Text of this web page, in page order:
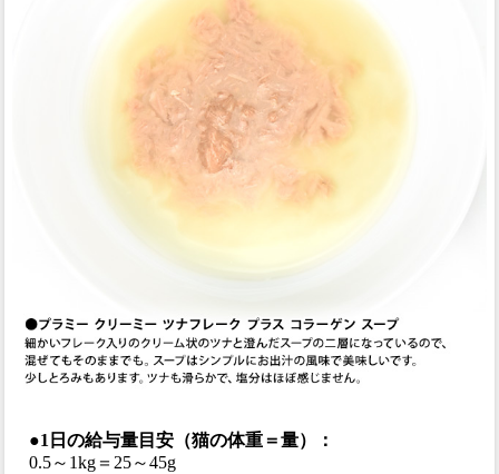
●1日の給与量目安（猫の体重＝量）：
0.5～1kg＝25～45g